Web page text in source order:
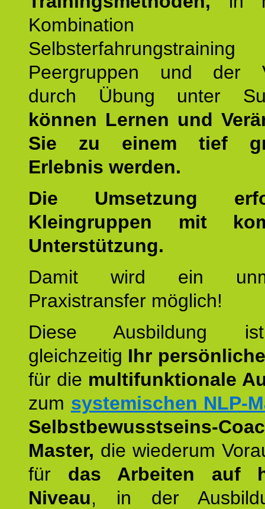
Peergruppen und der
durch Übung unter
können Lernen und
Sie zu einem tief
Erlebnis werden.
Die Umsetzung
Kleingruppen mit
Unterstützung.
Damit wird ein
Praxistransfer möglich!
Diese Ausbildung
gleichzeitig Ihr
für die multifunktionale
zum systemischen NLP-
Selbstbewusstseins-
Master, die wiederum
für das Arbeiten auf
Niveau, in der